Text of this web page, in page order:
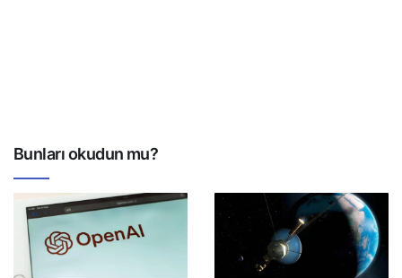
Bunları okudun mu?